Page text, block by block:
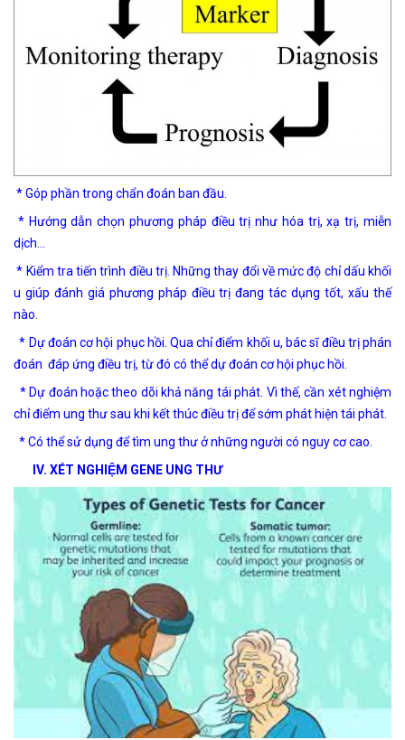
* Góp phần trong chẩn đoán ban đầu.
* Hướng dẫn chọn phương pháp điều trị như hóa trị, xạ trị, miễn
dịch…
* Kiểm tra tiến trình điều trị. Những thay đổi về mức độ chỉ dấu khối
u giúp đánh giá phương pháp điều trị đang tác dụng tốt, xấu thế
nào.
* Dự đoán cơ hội phục hồi. Qua chỉ điểm khối u, bác sĩ điều trị phán
đoán đáp ứng điều trị, từ đó có thể dự đoán cơ hội phục hồi.
* Dự đoán hoặc theo dõi khả năng tái phát. Vì thế, cần xét nghiệm
chỉ điểm ung thư sau khi kết thúc điều trị để sớm phát hiện tái phát.
* Có thể sử dụng để tìm ung thư ở những người có nguy cơ cao.
IV. XÉT NGHIỆM GENE UNG THƯ